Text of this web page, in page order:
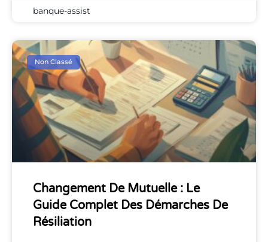
banque-assist
Non Classé
Changement De Mutuelle : Le
Guide Complet Des Démarches De
Résiliation